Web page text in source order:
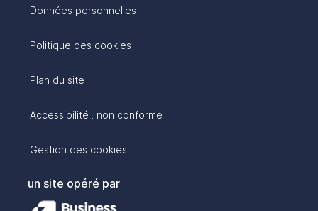
Données personnelles
Politique des cookies
Plan du site
Accessibilité : non conforme
Gestion des cookies
un site opéré par